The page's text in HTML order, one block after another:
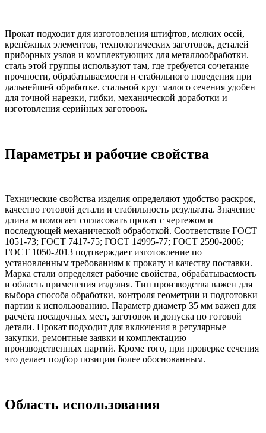
Прокат подходит для изготовления штифтов, мелких осей,
крепёжных элементов, технологических заготовок, деталей
приборных узлов и комплектующих для металлообработки.
сталь этой группы используют там, где требуется сочетание
прочности, обрабатываемости и стабильного поведения при
дальнейшей обработке. стальной круг малого сечения удобен
для точной нарезки, гибки, механической доработки и
изготовления серийных заготовок.
Параметры и рабочие свойства
Технические свойства изделия определяют удобство раскроя,
качество готовой детали и стабильность результата. Значение
длина м помогает согласовать прокат с чертежом и
последующей механической обработкой. Соответствие ГОСТ
1051-73; ГОСТ 7417-75; ГОСТ 14995-77; ГОСТ 2590-2006;
ГОСТ 1050-2013 подтверждает изготовление по
установленным требованиям к прокату и качеству поставки.
Марка стали определяет рабочие свойства, обрабатываемость
и область применения изделия. Тип производства важен для
выбора способа обработки, контроля геометрии и подготовки
партии к использованию. Параметр диаметр 35 мм важен для
расчёта посадочных мест, заготовок и допуска по готовой
детали. Прокат подходит для включения в регулярные
закупки, ремонтные заявки и комплектацию
производственных партий. Кроме того, при проверке сечения
это делает подбор позиции более обоснованным.
Область использования